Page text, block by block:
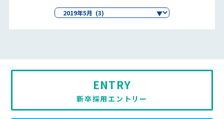
ENTRY
新卒採用エントリー